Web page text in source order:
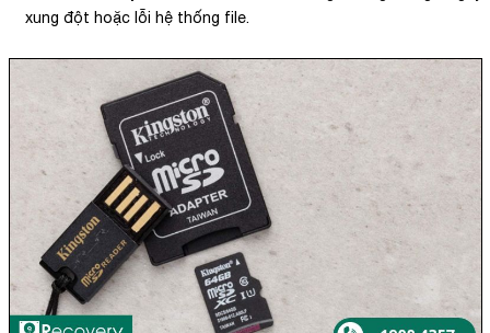
xung đột hoặc lỗi hệ thống file.